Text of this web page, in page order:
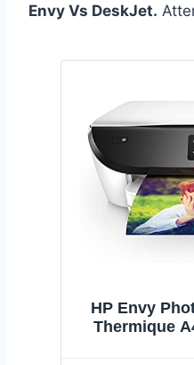
Envy Vs DeskJet.
HP Envy
Thermique